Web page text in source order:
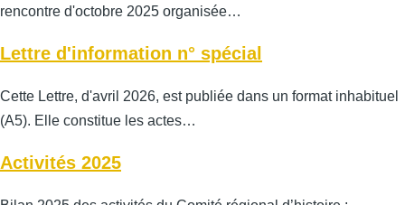
rencontre d'octobre 2025 organisée…
Lettre d'information n° spécial
Cette Lettre, d'avril 2026, est publiée dans un format inhabituel
(A5). Elle constitue les actes…
Activités 2025